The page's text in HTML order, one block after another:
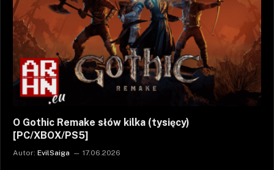
O Gothic Remake słów kilka (tysięcy)
[PC/XBOX/PS5]
Autor: EvilSaiga 17.06.2026